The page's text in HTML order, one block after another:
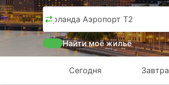
Арланда Аэропорт T2
Найти моё жильё
Сегодня Завтра